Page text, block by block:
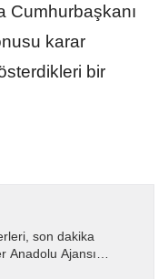
Cumhurbaşkanı
karar
bir
son dakika
Anadolu Ajansı